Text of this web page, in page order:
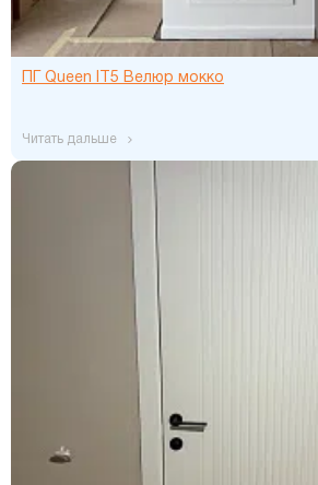
ПГ Queen IT5 Велюр мокко
читать дальше